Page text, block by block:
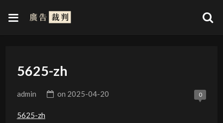
5625-zh
admin on 2025-04-20 0
5625-zh